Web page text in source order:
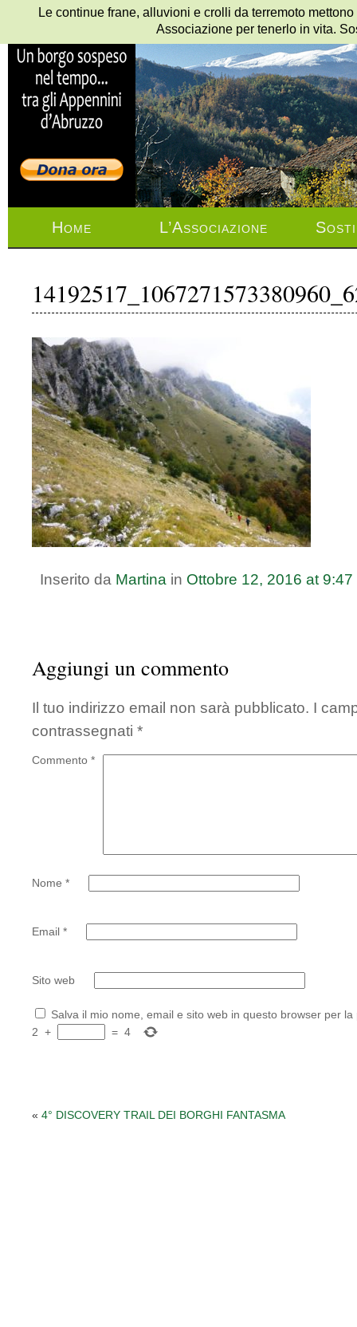
Home L’Associazione
Inserito da Martina in Ottobre 12, 2016 at 9:47
Aggiungi un commento
Il tuo indirizzo email non sarà pubblicato. I
contrassegnati *
Commento *
Nome *
Email *
Sito web
Salva il mio nome, email e sito web in questo browser per
2 + = 4
« 4° DISCOVERY TRAIL DEI BORGHI FANTASMA
Le continue frane, alluvioni e crolli da terremoto
Associazione per tenerlo in vita.